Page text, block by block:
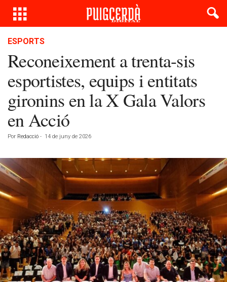
ESPORTS
Reconeixement a trenta-sis
esportistes, equips i entitats
gironins en la X Gala Valors
en Acció
Por Redacció - 14 de juny de 2026